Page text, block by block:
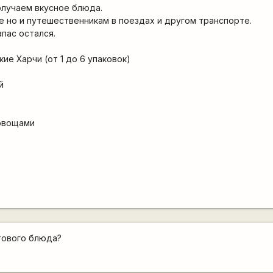
вкусное блюда.
но и путешественникам в поездах и другом транспорте.
остался.
Харчи (от 1 до 6 упаковок)
блюда?